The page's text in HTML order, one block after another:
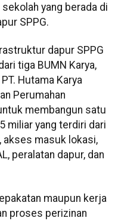
yang berada di
SPPG.
dapur SPPG
tiga BUMN Karya,
Hutama Karya
Perumahan
membangun satu
miliar yang terdiri dari
akses masuk lokasi,
peralatan dapur, dan
maupun kerja
proses perizinan